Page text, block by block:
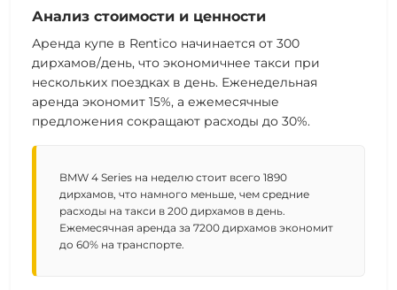
Анализ стоимости и ценности
Аренда купе в Rentico начинается от 300
дирхамов/день, что экономичнее такси при
нескольких поездках в день. Еженедельная
аренда экономит 15%, а ежемесячные
предложения сокращают расходы до 30%.
BMW 4 Series на неделю стоит всего 1890
дирхамов, что намного меньше, чем средние
расходы на такси в 200 дирхамов в день.
Ежемесячная аренда за 7200 дирхамов экономит
до 60% на транспорте.